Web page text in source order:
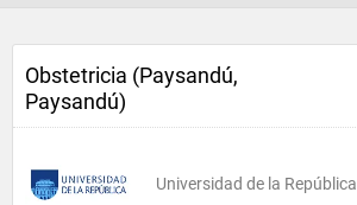
Obstetricia (Paysandú,
Paysandú)
Universidad de la República